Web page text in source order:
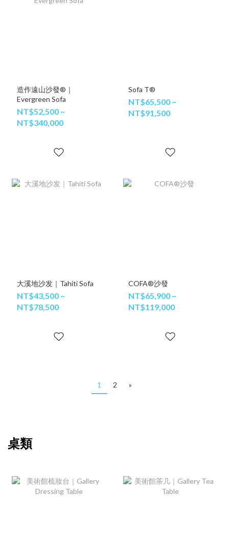
造作遠山沙發®｜
Evergreen Sofa
NT$52,500 ~
NT$340,000
Sofa T®
NT$65,500 ~
NT$91,500
大溪地沙发｜Tahiti Sofa
NT$43,500 ~
NT$78,500
COFA®沙發
NT$65,900 ~
NT$119,000
1 2 »
桌類